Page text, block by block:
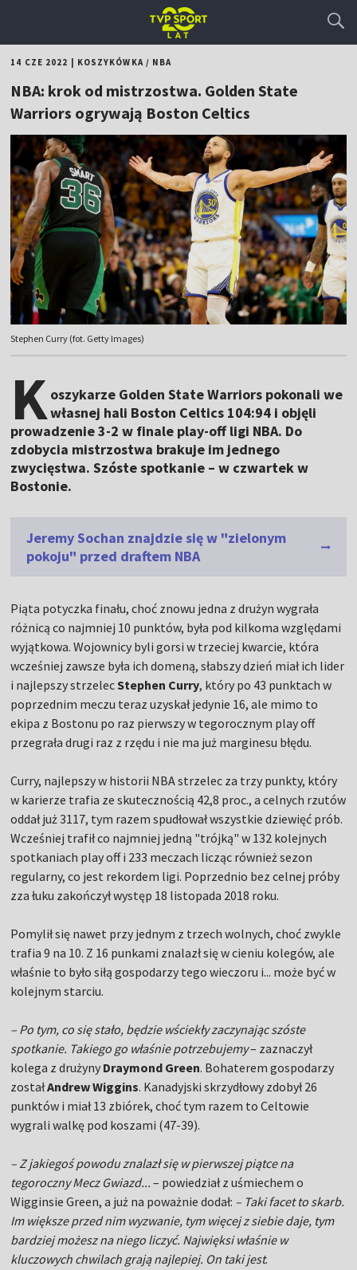
14 CZE 2022 KOSZYKÓWKA/ NBA
NBA: krok od mistrzostwa. Golden State
Warriors ogrywają Boston Celtics
Stephen Curry (fot. Getty Images)
Koszykarze Golden State Warriors pokonali we
własnej hali Boston Celtics 104:94 i objęli
prowadzenie 3-2 w finale play-off ligi NBA. Do
zdobycia mistrzostwa brakuje im jednego
zwycięstwa. Szóste spotkanie – w czwartek w
Bostonie.
Jeremy Sochan znajdzie się w "zielonym
pokoju" przed draftem NBA
Piąta potyczka finału, choć znowu jedna z drużyn wygrała
różnicą co najmniej 10 punktów, była pod kilkoma względami
wyjątkowa. Wojownicy byli gorsi w trzeciej kwarcie, która
wcześniej zawsze była ich domeną, słabszy dzień miał ich lider
i najlepszy strzelecStephen Curry, który po 43 punktach w
poprzednim meczu teraz uzyskał jedynie 16, ale mimo to
ekipa z Bostonu po raz pierwszy w tegorocznym play off
przegrała drugi raz z rzędu i nie ma już marginesu błędu.
Curry, najlepszy w historii NBA strzelec za trzy punkty, który
w karierze trafia ze skutecznością 42,8 proc., a celnych rzutów
oddał już 3117, tym razem spudłował wszystkie dziewięć prób.
Wcześniej trafił co najmniej jedną "trójką" w 132 kolejnych
spotkaniach play off i 233 meczach licząc również sezon
regularny, co jest rekordem ligi. Poprzednio bez celnej próby
zza łuku zakończył występ 18 listopada 2018 roku.
Pomylił się nawet przy jednym z trzech wolnych, choć zwykle
trafia 9 na 10. Z 16 punkami znalazł się w cieniu kolegów, ale
właśnie to było siłą gospodarzy tego wieczoru i... może być w
kolejnym starciu.
– Po tym, co się stało, będzie wściekły zaczynając szóste
spotkanie. Takiego go właśnie potrzebujemy– zaznaczył
kolega z drużyny Draymond Green. Bohaterem gospodarzy
zostałAndrew Wiggins. Kanadyjski skrzydłowy zdobył 26
punktów i miał 13 zbiórek, choć tym razem to Celtowie
wygrali walkę pod koszami (47-39).
– Z jakiegoś powodu znalazł się w pierwszej piątce na
tegoroczny Mecz Gwiazd... – powiedział z uśmiechem o
Wigginsie Green, a już na poważnie dodał: – Taki facet to skarb.
Im większe przed nim wyzwanie, tym więcej z siebie daje, tym
bardziej możesz na niego liczyć. Najwięksi właśnie w
kluczowych chwilach grają najlepiej. On taki jest.